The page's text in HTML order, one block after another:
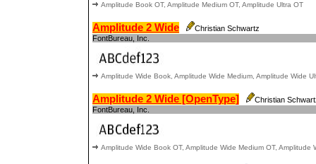
Amplitude Book OT, Amplitude Medium OT, Amplitude Ultra OT
Amplitude 2 Wide
Christian Schwartz
FontBureau, Inc.
Amplitude Wide Book, Amplitude Wide Medium, Amplitude Wide
Amplitude 2 Wide [OpenType]
Christian
FontBureau, Inc.
Amplitude Wide Book OT, Amplitude Wide Medium OT, Amplitude